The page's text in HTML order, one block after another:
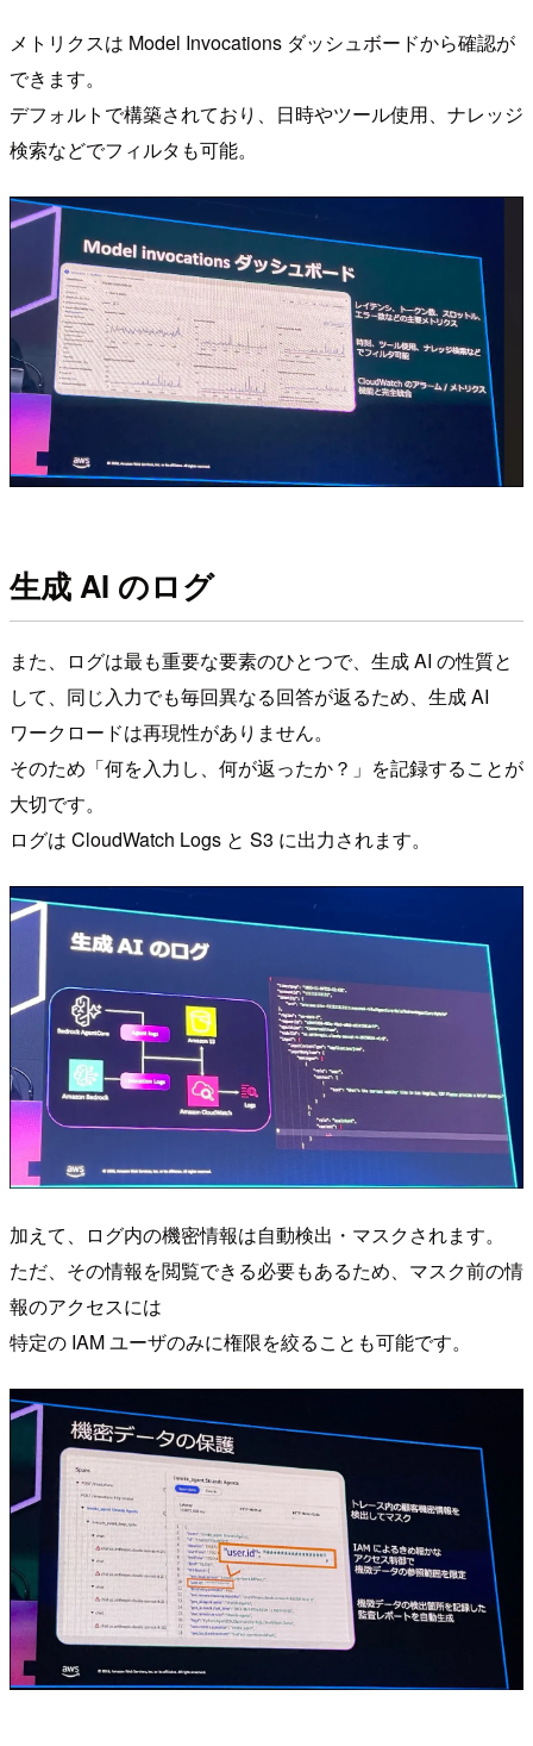
メトリクスは Model Invocations ダッシュボードから確認が
できます。
デフォルトで構築されており、日時やツール使用、ナレッジ
検索などでフィルタも可能。
生成 AI のログ
また、ログは最も重要な要素のひとつで、生成 AI の性質と
して、同じ入力でも毎回異なる回答が返るため、生成 AI
ワークロードは再現性がありません。
そのため「何を入力し、何が返ったか？」を記録することが
大切です。
ログは CloudWatch Logs と S3 に出力されます。
加えて、ログ内の機密情報は自動検出・マスクされます。
ただ、その情報を閲覧できる必要もあるため、マスク前の情
報のアクセスには
特定の IAM ユーザのみに権限を絞ることも可能です。